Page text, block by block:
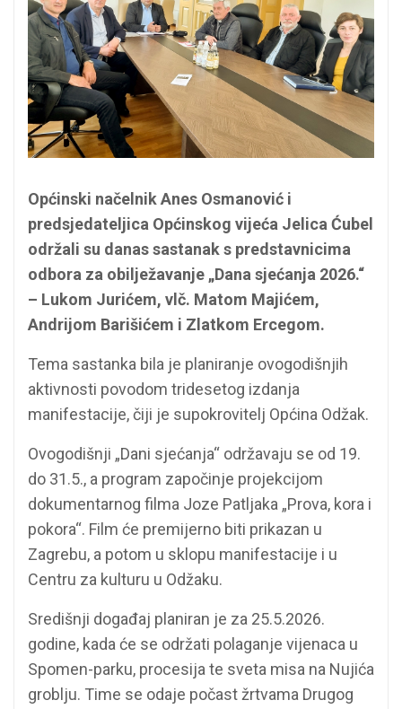
Općinski načelnik Anes Osmanović i
predsjedateljica Općinskog vijeća Jelica Ćubel
održali su danas sastanak s predstavnicima
odbora za obilježavanje „Dana sjećanja 2026.“
– Lukom Jurićem, vlč. Matom Majićem,
Andrijom Barišićem i Zlatkom Ercegom.
Tema sastanka bila je planiranje ovogodišnjih
aktivnosti povodom tridesetog izdanja
manifestacije, čiji je supokrovitelj Općina Odžak.
Ovogodišnji „Dani sjećanja“ održavaju se od 19.
do 31.5., a program započinje projekcijom
dokumentarnog filma Joze Patljaka „Prova, kora i
pokora“. Film će premijerno biti prikazan u
Zagrebu, a potom u sklopu manifestacije i u
Centru za kulturu u Odžaku.
Središnji događaj planiran je za 25.5.2026.
godine, kada će se održati polaganje vijenaca u
Spomen-parku, procesija te sveta misa na Nujića
groblju. Time se odaje počast žrtvama Drugog